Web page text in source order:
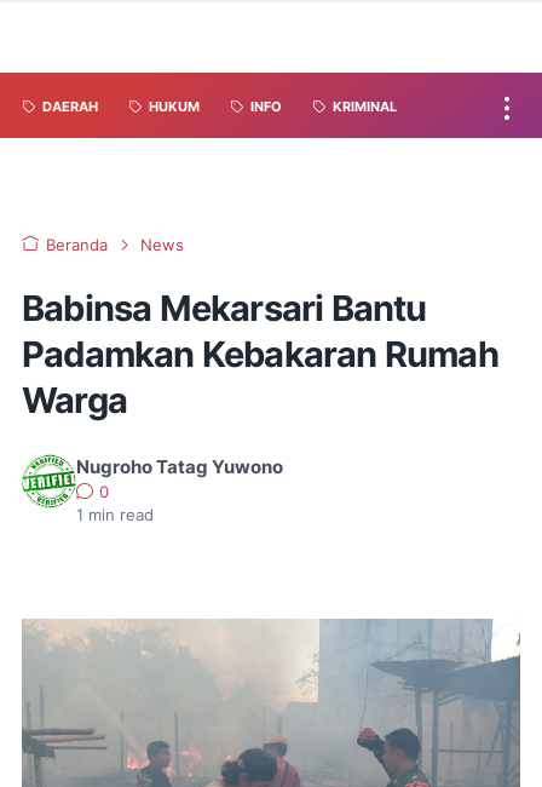
DAERAH HUKUM INFO KRIMINAL
Beranda News
Babinsa Mekarsari Bantu
Padamkan Kebakaran Rumah
Warga
Nugroho Tatag Yuwono
0
1 min read